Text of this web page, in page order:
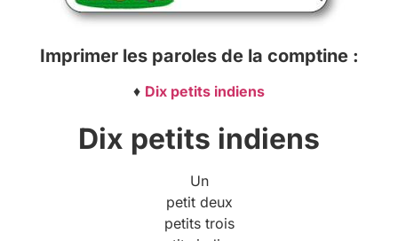
Imprimer les paroles de la comptine :
♦ Dix petits indiens
Dix petits indiens
Un
petit deux
petits trois